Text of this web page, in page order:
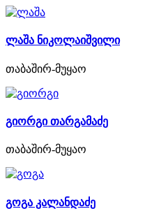
ლაშა ნიკოლაიშვილი
თაბაშირ-მუყაო
გიორგი თარგამაძე
თაბაშირ-მუყაო
გოგა კალანდაძე